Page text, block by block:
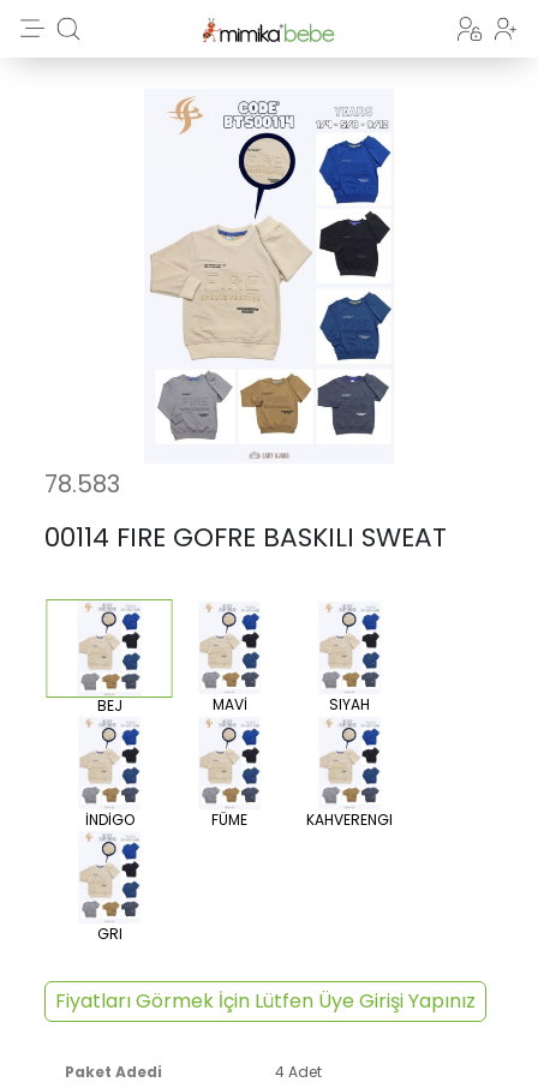
78.583
00114 FIRE GOFRE BASKILI SWEAT
BEJ MAVİ SIYAH
İNDİGO FÜME KAHVERENGI
GRI
Fiyatları Görmek İçin Lütfen Üye Girişi Yapınız
Paket Adedi
4 Adet